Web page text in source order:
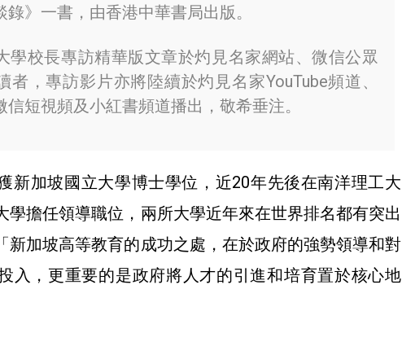
錄》一書，由香港中華書局出版。
學校長專訪精華版文章於灼見名家網站、微信公眾
者，專訪影片亦將陸續於灼見名家YouTube頻道、
信短視頻及小紅書頻道播出，敬希垂注。
新加坡國立大學博士學位，近20年先後在南洋理工大
學擔任領導職位，兩所大學近年來在世界排名都有突出
新加坡高等教育的成功之處，在於政府的強勢領導和對
入，更重要的是政府將人才的引進和培育置於核心地